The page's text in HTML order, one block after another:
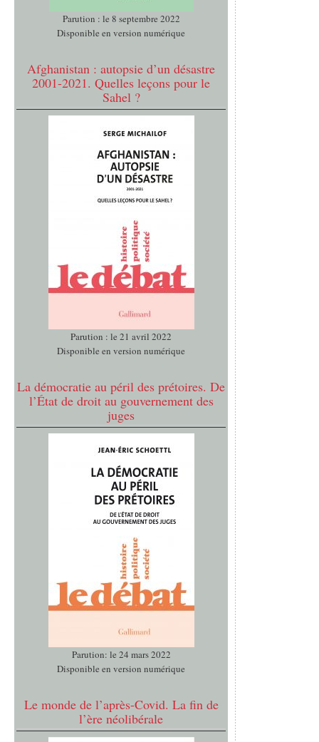
Parution : le 8 septembre 2022
Disponible en version numérique
Afghanistan : autopsie d’un désastre
2001-2021. Quelles leçons pour le
Sahel ?
Parution : le 21 avril 2022
Disponible en version numérique
La démocratie au péril des prétoires. De
l’État de droit au gouvernement des
juges
Parution: le 24 mars 2022
Disponible en version numérique
Le monde de l’après-Covid. La fin de
l’ère néolibérale